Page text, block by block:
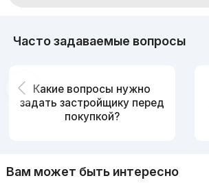
Часто задаваемые вопросы
Какие вопросы нужно
задать застройщику перед
покупкой?
Вам может быть интересно